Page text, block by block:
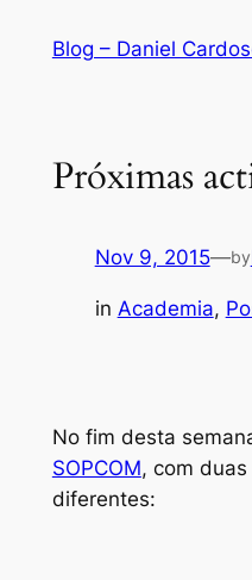
Blog – Daniel
Próximas
Nov 9, 2015—by
in Academia,
No fim desta
SOPCOM, com
diferentes: